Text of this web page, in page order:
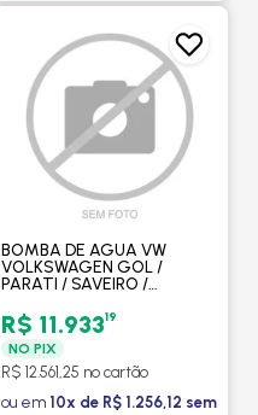
BOMBA DE AGUA VW
VOLKSWAGEN GOL /
PARATI / SAVEIRO /
EM DIANTE MANUAL COM
OU SEM AR - URBA
R$ 11.93319
NO PIX
R$ 12.561,25 no cartão
ou em 10x de R$ 1.256,12 sem